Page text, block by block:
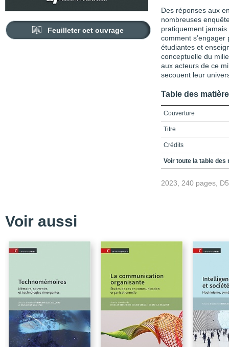
Feuilleter cet ouvrage
Des réponses aux
nombreuses
pratiquement
comment
étudiantes et
conceptuelle du
aux acteurs de ce
secouent leur
Table des
Couverture
Titre
Crédits
Préface
Introduction
Chapitre 3 /
nouvelle réalité
Chapitre 4 / Les enjeux
Conclusion
Ne rien faire
Voir toute la table des
2023, 240 pages,
Voir aussi